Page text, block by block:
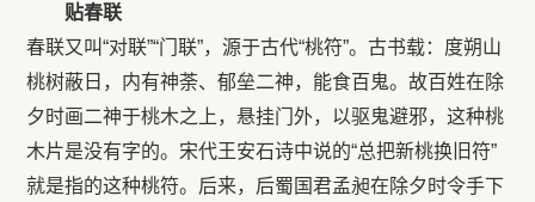
贴春联
春联又叫“对联”“门联”，源于古代“桃符”。古书载：度朔山
桃树蔽日，内有神荼、郁垒二神，能食百鬼。故百姓在除
夕时画二神于桃木之上，悬挂门外，以驱鬼避邪，这种桃
木片是没有字的。宋代王安石诗中说的“总把新桃换旧符”
就是指的这种桃符。后来，后蜀国君孟昶在除夕时令手下